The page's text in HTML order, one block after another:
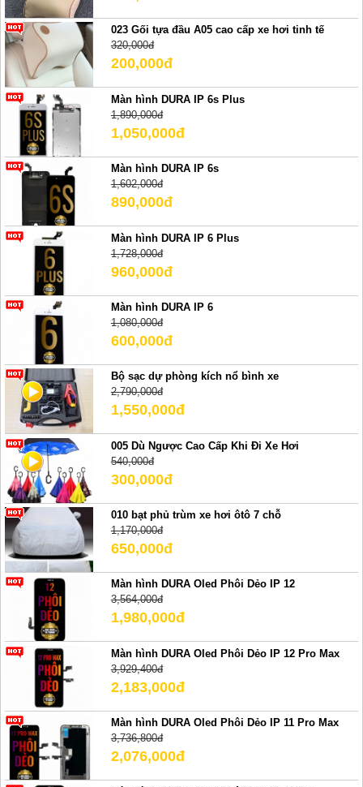
023 Gối tựa đầu A05 cao cấp xe hơi tinh tế
320,000đ
200,000đ
Màn hình DURA IP 6s Plus
1,890,000đ
1,050,000đ
Màn hình DURA IP 6s
1,602,000đ
890,000đ
Màn hình DURA IP 6 Plus
1,728,000đ
960,000đ
Màn hình DURA IP 6
1,080,000đ
600,000đ
Bộ sạc dự phòng kích nổ bình xe
2,790,000đ
1,550,000đ
005 Dù Ngược Cao Cấp Khi Đi Xe Hơi
540,000đ
300,000đ
010 bạt phủ trùm xe hơi ôtô 7 chỗ
1,170,000đ
650,000đ
Màn hình DURA Oled Phôi Dẻo IP 12
3,564,000đ
1,980,000đ
Màn hình DURA Oled Phôi Dẻo IP 12 Pro Max
3,929,400đ
2,183,000đ
Màn hình DURA Oled Phôi Dẻo IP 11 Pro Max
3,736,800đ
2,076,000đ